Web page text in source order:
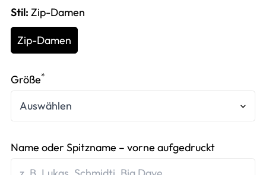
Stil: Zip-Damen
Zip-Damen
Größe*
Name oder Spitzname – vorne aufgedruckt